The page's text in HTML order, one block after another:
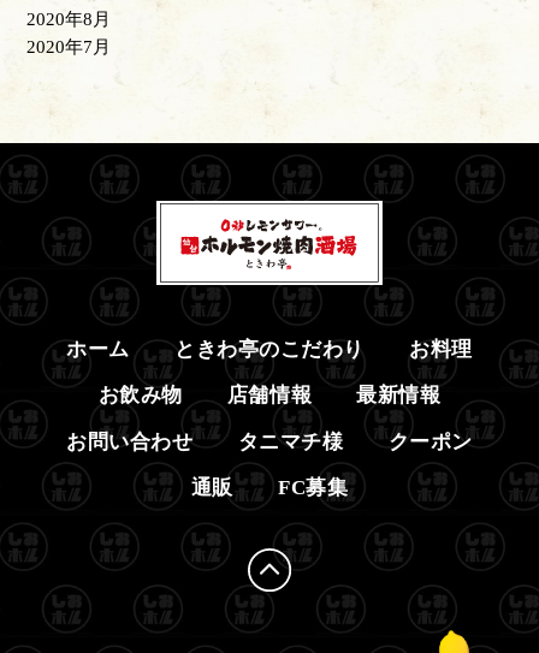
2020年8月
2020年7月
ホーム ときわ亭のこだわり お料理
お飲み物 店舗情報 最新情報
お問い合わせ タニマチ様 クーポン
通販 FC募集